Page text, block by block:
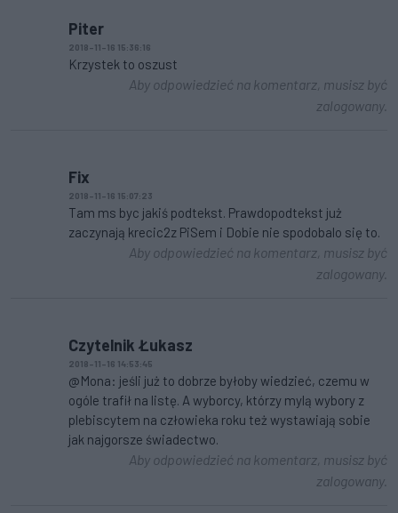
Piter
2018-11-16 15:36:16
Krzystek to oszust
Aby odpowiedzieć na komentarz, musisz być
zalogowany.
Fix
2018-11-16 15:07:23
Tam ms byc jakiś podtekst. Prawdopodtekst już
zaczynają krecic2z PiSem i Dobie nie spodobalo się to.
Aby odpowiedzieć na komentarz, musisz być
zalogowany.
Czytelnik Łukasz
2018-11-16 14:53:45
@Mona: jeśli już to dobrze byłoby wiedzieć, czemu w
ogóle trafił na listę. A wyborcy, którzy mylą wybory z
plebiscytem na człowieka roku też wystawiają sobie
jak najgorsze świadectwo.
Aby odpowiedzieć na komentarz, musisz być
zalogowany.